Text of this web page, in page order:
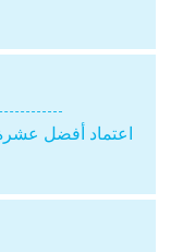
اعتماد أفضل عشرة